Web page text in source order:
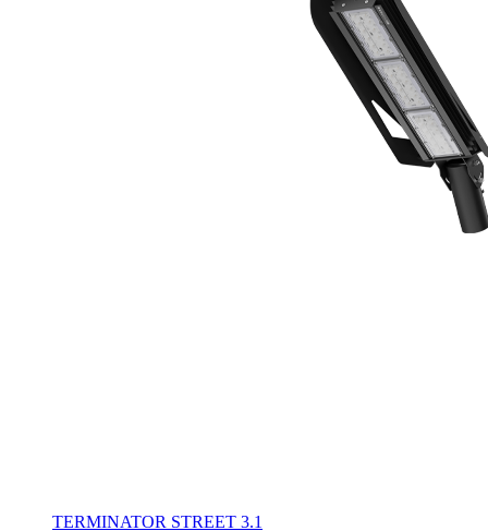
TERMINATOR STREET 3.1